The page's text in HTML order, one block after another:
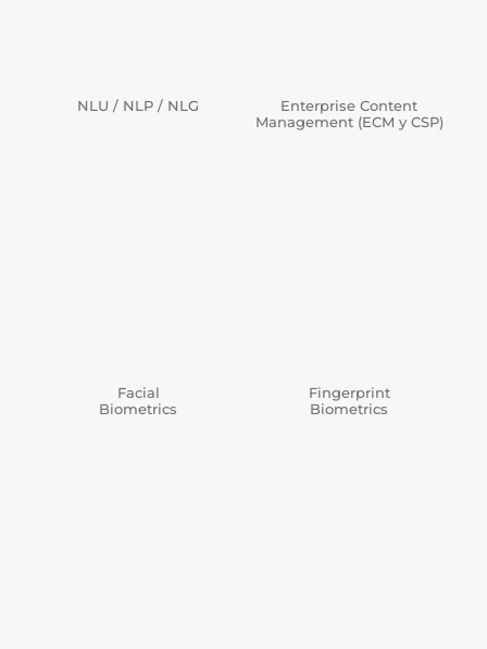
NLU / NLP / NLG
Enterprise Content
Management (ECM y CSP)
Facial
Biometrics
Fingerprint
Biometrics